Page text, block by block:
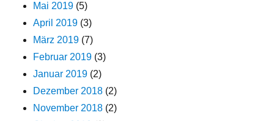
Mai 2019 (5)
April 2019 (3)
März 2019 (7)
Februar 2019 (3)
Januar 2019 (2)
Dezember 2018 (2)
November 2018 (2)